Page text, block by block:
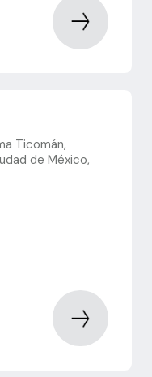
Ticomán,
de México,